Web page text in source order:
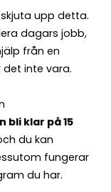
upp detta.
dagars jobb,
från en
det inte vara.
klar på 15
du kan
fungerar
du har.